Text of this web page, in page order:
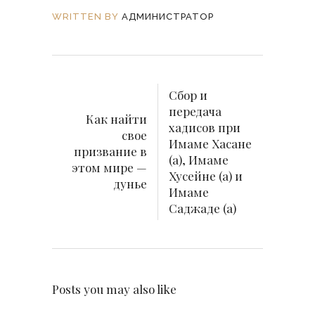
WRITTEN BY АДМИНИСТРАТОР
Как найти
свое
призвание в
этом мире —
дунье
Сбор и
передача
хадисов при
Имаме Хасане
(а), Имаме
Хусейне (а) и
Имаме
Саджаде (а)
Posts you may also like